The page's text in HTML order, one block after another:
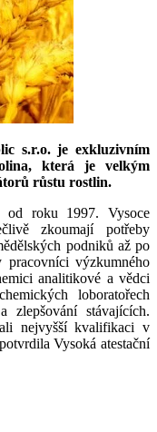
s.r.o. je exkluzivním
která je velkým
růstu rostlin.
od roku 1997. Vysoce
zkoumají potřeby
podniků až po
výzkumného
analitikové a vědci
loboratořech
stávajících.
nejvyšší kvalifikaci v
Vysoká atestační